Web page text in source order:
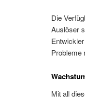
Die
Auslöser
Probleme
Mit all